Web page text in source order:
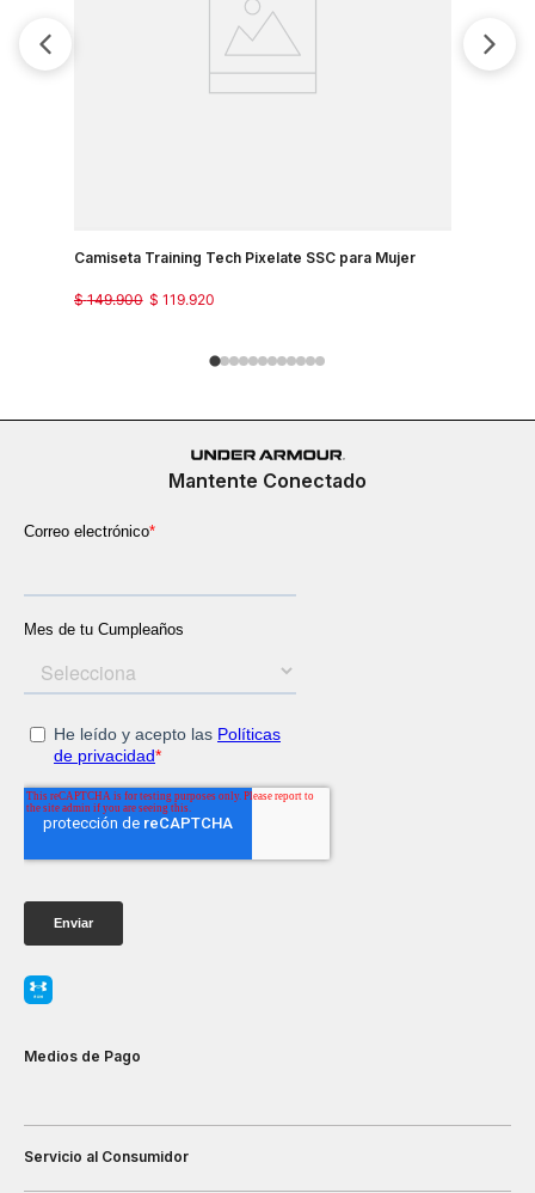
Camiseta Training Tech Pixelate SSC para Mujer
$ 119.920
$ 149.900
Mantente Conectado
Medios de Pago
Servicio al Consumidor